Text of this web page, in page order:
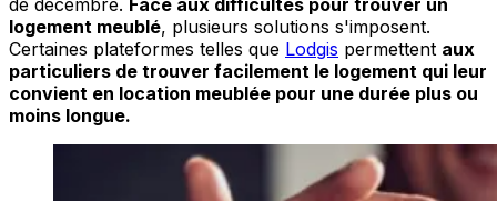
logement meublé, plusieurs solutions s'imposent.
Certaines plateformes telles que Lodgis permettent aux
particuliers de trouver facilement le logement qui leur
convient en location meublée pour une durée plus ou
moins longue.